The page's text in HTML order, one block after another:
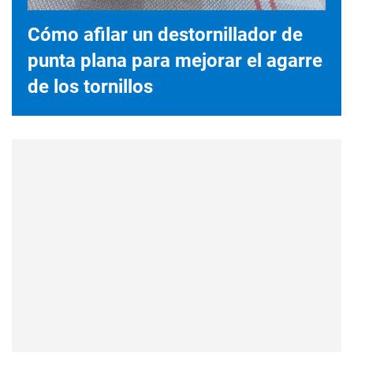
Cómo afilar un destornillador de
punta plana para mejorar el agarre
de los tornillos